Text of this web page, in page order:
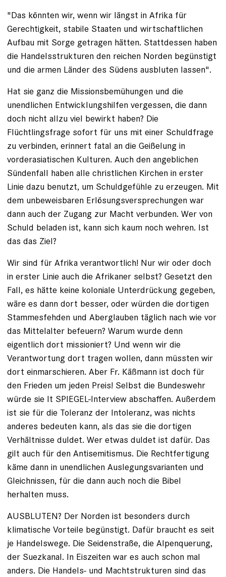
"Das könnten wir, wenn wir längst in Afrika für
Gerechtigkeit, stabile Staaten und wirtschaftlichen
Aufbau mit Sorge getragen hätten. Stattdessen haben
die Handelsstrukturen den reichen Norden begünstigt
und die armen Länder des Südens ausbluten lassen".
Hat sie ganz die Missionsbemühungen und die
unendlichen Entwicklungshilfen vergessen, die dann
doch nicht allzu viel bewirkt haben? Die
Flüchtlingsfrage sofort für uns mit einer Schuldfrage
zu verbinden, erinnert fatal an die Geißelung in
vorderasiatischen Kulturen. Auch den angeblichen
Sündenfall haben alle christlichen Kirchen in erster
Linie dazu benutzt, um Schuldgefühle zu erzeugen. Mit
dem unbeweisbaren Erlösungsversprechungen war
dann auch der Zugang zur Macht verbunden. Wer von
Schuld beladen ist, kann sich kaum noch wehren. Ist
das das Ziel?
Wir sind für Afrika verantwortlich! Nur wir oder doch
in erster Linie auch die Afrikaner selbst? Gesetzt den
Fall, es hätte keine koloniale Unterdrückung gegeben,
wäre es dann dort besser, oder würden die dortigen
Stammesfehden und Aberglauben täglich nach wie vor
das Mittelalter befeuern? Warum wurde denn
eigentlich dort missioniert? Und wenn wir die
Verantwortung dort tragen wollen, dann müssten wir
dort einmarschieren. Aber Fr. Käßmann ist doch für
den Frieden um jeden Preis! Selbst die Bundeswehr
würde sie lt SPIEGEL-Interview abschaffen. Außerdem
ist sie für die Toleranz der Intoleranz, was nichts
anderes bedeuten kann, als das sie die dortigen
Verhältnisse duldet. Wer etwas duldet ist dafür. Das
gilt auch für den Antisemitismus. Die Rechtfertigung
käme dann in unendlichen Auslegungsvarianten und
Gleichnissen, für die dann auch noch die Bibel
herhalten muss.
AUSBLUTEN? Der Norden ist besonders durch
klimatische Vorteile begünstigt. Dafür braucht es seit
je Handelswege. Die Seidenstraße, die Alpenquerung,
der Suezkanal. In Eiszeiten war es auch schon mal
anders. Die Handels- und Machtstrukturen sind das